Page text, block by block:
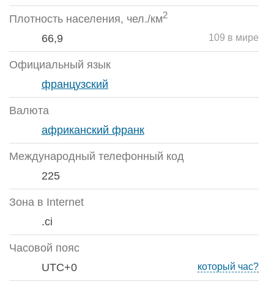
Плотность населения, чел./км2
109 в мире
66,9
Официальный язык
французский
Валюта
африканский франк
Международный телефонный код
225
Зона в Internet
.ci
Часовой пояс
который час?
UTC+0